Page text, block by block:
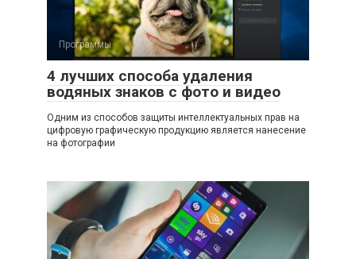
Программы
4 лучших способа удаления
водяных знаков с фото и видео
Одним из способов защиты интеллектуальных прав на
цифровую графическую продукцию является нанесение
на фотографии